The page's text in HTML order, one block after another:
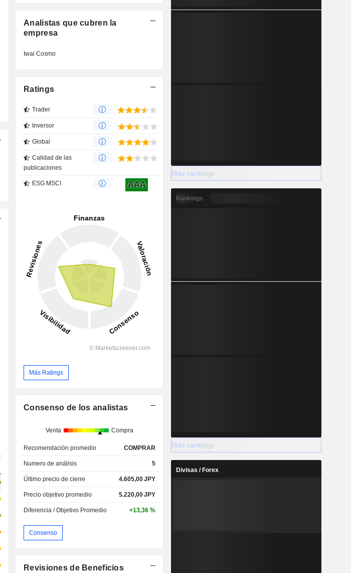
Divergencia
precio objetivo
objetivo/
precio
+13,36 %
+12,78 %
+4,89 %
+24,81 %
-5,09 %
Analistas que cubren la
empresa
Iwai Cosmo
Ratings
Trader
Inversor
Global
Calidad de las
publicaciones
ESG MSCI AAA
Más Ratings
Consenso de los analistas
Venta Compra
Recomendación promedio COMPRAR
Numero de análisis 5
Último precio de cierre 4.605,00JPY
Precio objetivo promedio 5.220,00JPY
Diferencia / Objetivo Promedio +13,36 %
Consenso
Revisiones de Beneficios
Más rankings
Rankings
Más rankings
Divisas / Forex